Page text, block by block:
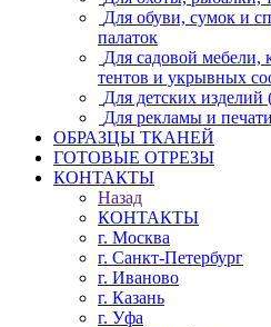
Для обуви, сумок и
палаток
Для садовой мебели,
тентов и укрывных
Для детских изделий
Для рекламы и печати
ОБРАЗЦЫ ТКАНЕЙ
ГОТОВЫЕ ОТРЕЗЫ
КОНТАКТЫ
Назад
КОНТАКТЫ
г. Москва
г. Санкт-Петербург
г. Иваново
г. Казань
г. Уфа